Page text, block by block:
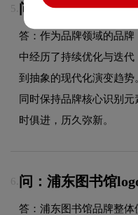
5. 问：浦东图书馆品
答：作为品牌领域的品
中经历了持续优化与迭
到抽象的现代化演变趋势
同时保持品牌核心识别
时俱进，历久弥新。
6. 问：浦东图书馆
答：浦东图书馆品牌整